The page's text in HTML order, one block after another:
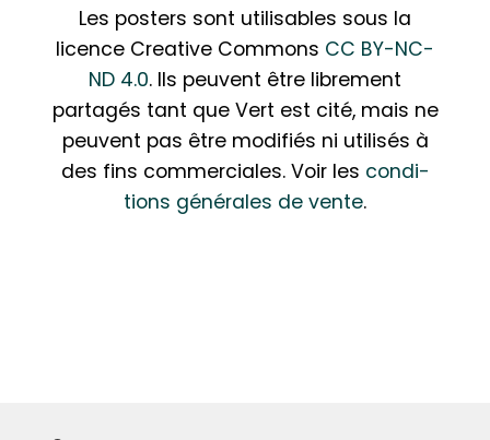
Les posters sont uti­li­sables sous la
licence Creative Commons CC BY-NC-
ND 4.0. Ils peuvent être librement
partagés tant que Vert est cité, mais ne
peuvent pas être modifiés ni utilisés à
des fins com­mer­ciales. Voir les condi­
tions générales de vente.